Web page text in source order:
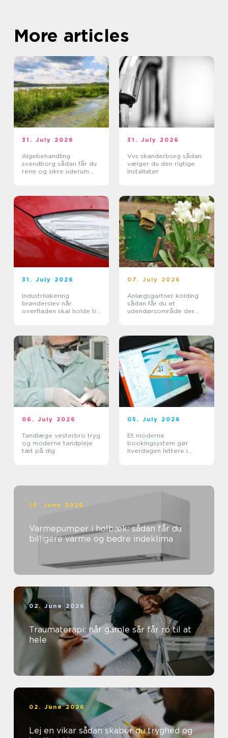
More articles
31. July 2026
Algebehandling
svendborg sådan får du
rene og sikre uderum
31. July 2026
Vvs skanderborg sådan
vælger du den rigtige
installatør
31. July 2026
Industrilakering
brønderslev når
overfladen skal holde til
07. July 2026
Anlægsgartner kolding
sådan får du et
udendørsområde der
06. July 2026
Tandlæge vesterbro tryg
og moderne tandpleje
tæt på dig
05. July 2026
Et moderne
bookingsystem gør
hverdagen lettere i
10. June 2026
Varmepumper i holbæk: sådan får du
billigere varme og bedre indeklima
02. June 2026
Traumaterapi: når gamle sår får ro til at
hele
02. June 2026
Lej en vikar sådan skaber du tryghed og